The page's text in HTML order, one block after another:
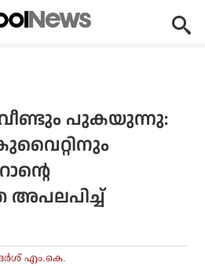
വീണ്ടും പുകയുന്നു:
എം.കെ.